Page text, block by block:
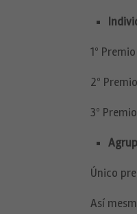
1º
2º
3º
Único
Así